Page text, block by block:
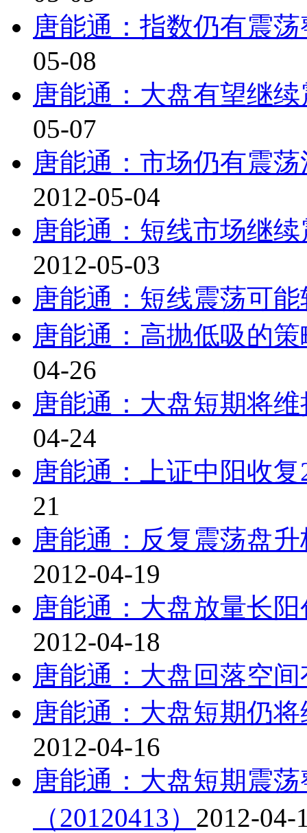
唐能通：指数仍有震
05-08
唐能通：大盘有望继
05-07
唐能通：市场仍有震
2012-05-04
唐能通：短线市场继
2012-05-03
唐能通：短线震荡可
唐能通：高抛低吸的
04-26
唐能通：大盘短期将
04-24
唐能通：上证中阳收复
21
唐能通：反复震荡盘
2012-04-19
唐能通：大盘放量长
2012-04-18
唐能通：大盘回落空
唐能通：大盘短期仍
2012-04-16
唐能通：大盘短期震
（20120413） 2012-04-